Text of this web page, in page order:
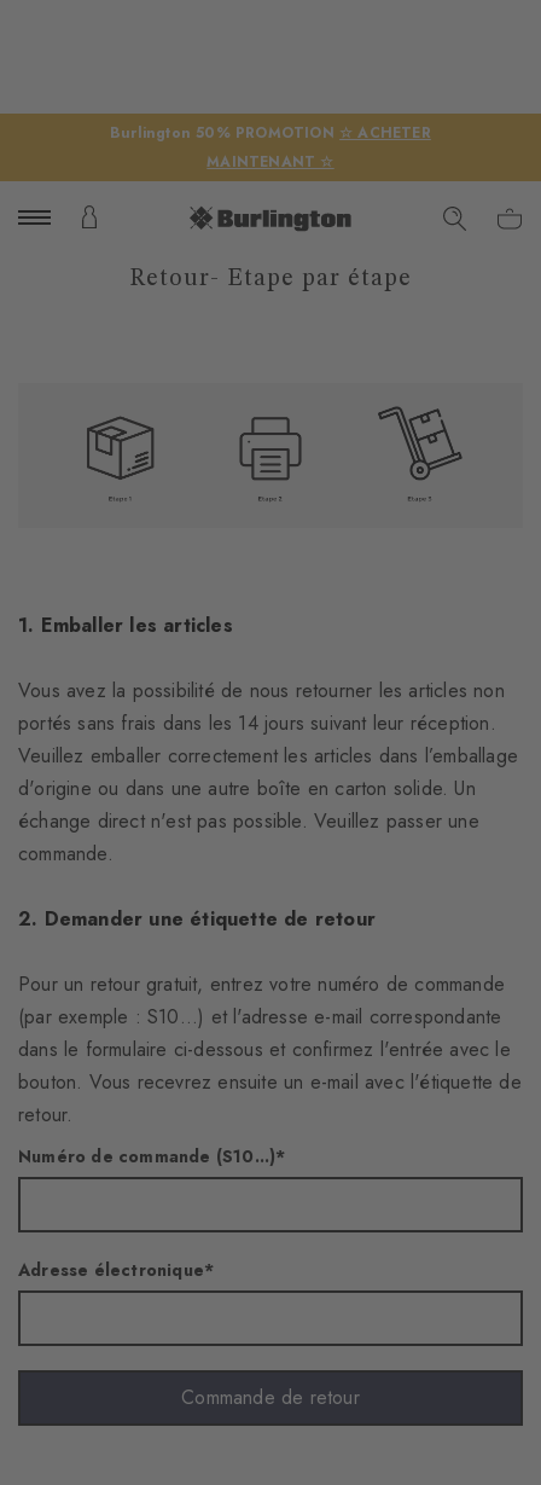
Burlington 50% PROMOTION ☆ ACHETER
MAINTENANT ☆
Retour- Etape par étape
1. Emballer les articles
Vous avez la possibilité de nous retourner les articles non
portés sans frais dans les 14 jours suivant leur réception.
Veuillez emballer correctement les articles dans l’emballage
d'origine ou dans une autre boîte en carton solide. Un
échange direct n'est pas possible. Veuillez passer une
commande.
2. Demander une étiquette de retour
Pour un retour gratuit, entrez votre numéro de commande
(par exemple : S10...) et l'adresse e-mail correspondante
dans le formulaire ci-dessous et confirmez l'entrée avec le
bouton. Vous recevrez ensuite un e-mail avec l'étiquette de
retour.
Numéro de commande (S10...)
Adresse électronique
Commande de retour